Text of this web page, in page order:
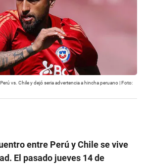
vs. Chile y dejó seria advertencia a hincha peruano | Foto:
entre Perú y Chile se vive
El pasado jueves 14 de